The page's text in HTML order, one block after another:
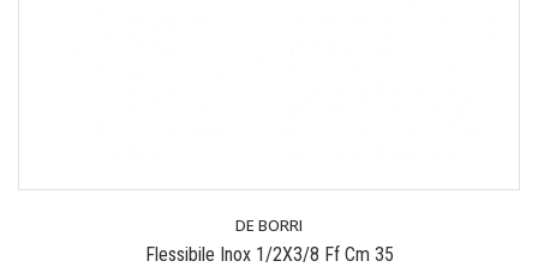
DE BORRI
Flessibile Inox 1/2X3/8 Ff Cm 35